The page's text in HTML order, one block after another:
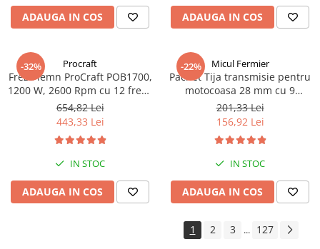
ADAUGA IN COS ADAUGA IN COS
-32% Procraft
Freza lemn ProCraft POB1700,
1200 W, 2600 Rpm cu 12 freze
pentru lemn incluse in pachet
654,82 Lei
443,33 Lei
IN STOC
ADAUGA IN COS
-22% Micul Fermier
Pachet Tija transmisie pentru
motocoasa 28 mm cu 9
caneluri+Angrenaj unghiular,
9 caneluri cu 28 mm+Cap
superior
201,33 Lei
156,92 Lei
IN STOC
ADAUGA IN COS
1 2 3 ... 127